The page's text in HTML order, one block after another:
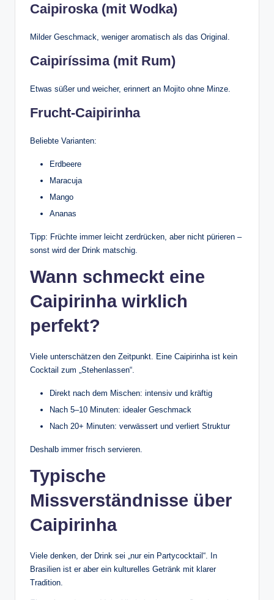
Caipiroska (mit Wodka)
Milder Geschmack, weniger aromatisch als das Original.
Caipiríssima (mit Rum)
Etwas süßer und weicher, erinnert an Mojito ohne Minze.
Frucht-Caipirinha
Beliebte Varianten:
Erdbeere
Maracuja
Mango
Ananas
Tipp: Früchte immer leicht zerdrücken, aber nicht pürieren –
sonst wird der Drink matschig.
Wann schmeckt eine
Caipirinha wirklich
perfekt?
Viele unterschätzen den Zeitpunkt. Eine Caipirinha ist kein
Cocktail zum „Stehenlassen“.
Direkt nach dem Mischen: intensiv und kräftig
Nach 5–10 Minuten: idealer Geschmack
Nach 20+ Minuten: verwässert und verliert Struktur
Deshalb immer frisch servieren.
Typische
Missverständnisse über
Caipirinha
Viele denken, der Drink sei „nur ein Partycocktail“. In
Brasilien ist er aber ein kulturelles Getränk mit klarer
Tradition.